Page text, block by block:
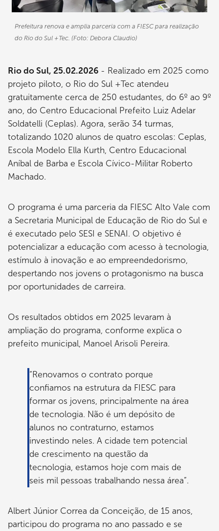
Prefeitura renova e amplia parceria com a FIESC para realização
do Rio do Sul +Tec. (Foto: Debora Claudio)
Rio do Sul, 25.02.2026 - Realizado em 2025 como
projeto piloto, o Rio do Sul +Tec atendeu
gratuitamente cerca de 250 estudantes, do 6º ao 9º
ano, do Centro Educacional Prefeito Luiz Adelar
Soldatelli (Ceplas). Agora, serão 34 turmas,
totalizando 1020 alunos de quatro escolas: Ceplas,
Escola Modelo Ella Kurth, Centro Educacional
Aníbal de Barba e Escola Cívico-Militar Roberto
Machado.
O programa é uma parceria da FIESC Alto Vale com
a Secretaria Municipal de Educação de Rio do Sul e
é executado pelo SESI e SENAI. O objetivo é
potencializar a educação com acesso à tecnologia,
estímulo à inovação e ao empreendedorismo,
despertando nos jovens o protagonismo na busca
por oportunidades de carreira.
Os resultados obtidos em 2025 levaram à
ampliação do programa, conforme explica o
prefeito municipal, Manoel Arisoli Pereira.
“Renovamos o contrato porque
confiamos na estrutura da FIESC para
formar os jovens, principalmente na área
de tecnologia. Não é um depósito de
alunos no contraturno, estamos
investindo neles. A cidade tem potencial
de crescimento na questão da
tecnologia, estamos hoje com mais de
seis mil pessoas trabalhando nessa área”.
Albert Júnior Correa da Conceição, de 15 anos,
participou do programa no ano passado e se